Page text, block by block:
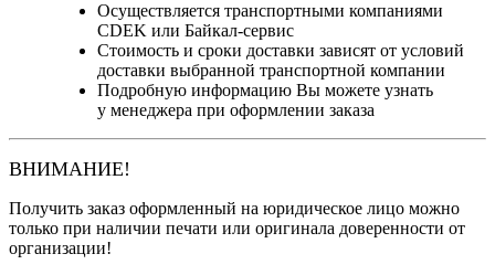
Осуществляется транспортными компаниями
CDEK или Байкал-сервис
Стоимость и сроки доставки зависят от условий
доставки выбранной транспортной компании
Подробную информацию Вы можете узнать
у менеджера при оформлении заказа
ВНИМАНИЕ!
Получить заказ оформленный на юридическое лицо можно
только при наличии печати или оригинала доверенности от
организации!